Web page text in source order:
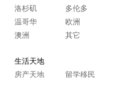
洛杉矶
多伦多
温哥华
欧洲
澳洲
其它
生活天地
房产天地
留学移民